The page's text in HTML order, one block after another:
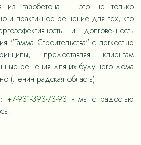
из газобетона – это не только
и практичное решение для тех, кто
и долговечность
"Гамма Строительства" с легкостью
предоставляя клиентам
решения для их будущего дома
(Ленинградская область).
+7-931-393-73-93 - мы с радостью